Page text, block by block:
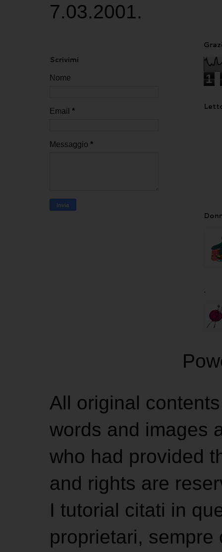
7.03.2001.
Scrivimi
Nome
Email *
Messaggio *
1
.
All original
words and images
who had provided
and rights are
I tutorial citati in
proprietari,